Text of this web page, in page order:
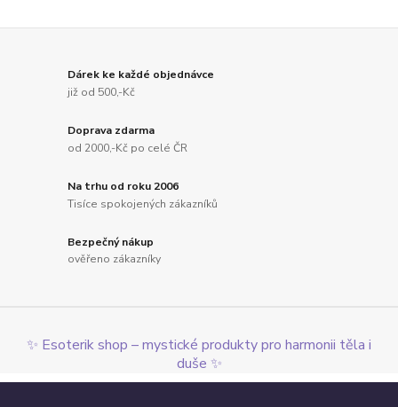
Dárek ke každé objednávce
již od 500,-Kč
Doprava zdarma
od 2000,-Kč po celé ČR
Na trhu od roku 2006
Tisíce spokojených zákazníků
Bezpečný nákup
ověřeno zákazníky
✨ Esoterik shop – mystické produkty pro harmonii těla i
duše ✨